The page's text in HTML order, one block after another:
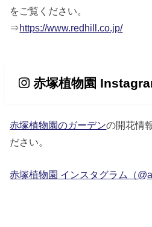
をご覧ください。
⇒https://www.redhill.co.jp/
赤塚植物園
赤塚植物園のガーデンの開花情
ださい。
赤塚植物園 インスタグラム（